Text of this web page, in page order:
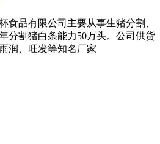
食品有限公司主要从事生猪分割、
分割猪白条能力50万头。公司供货
润、旺发等知名厂家